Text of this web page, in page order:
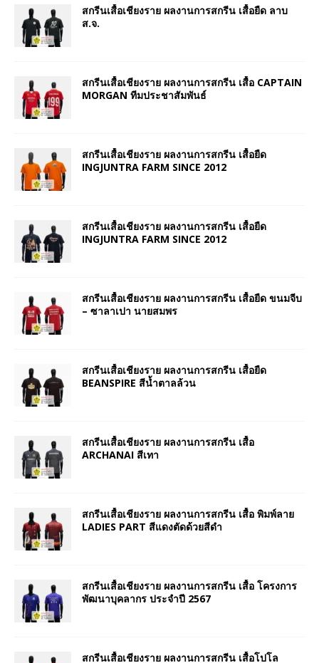
สกรีนเสื้อเชียงราย ผลงานการสกรีน เสื้อยืด ลาบ
ส.จ.
สกรีนเสื้อเชียงราย ผลงานการสกรีน เสื้อ CAPTAIN
MORGAN ทีมประชาสัมพันธ์
สกรีนเสื้อเชียงราย ผลงานการสกรีน เสื้อยืด
INGJUNTRA FARM SINCE 2012
สกรีนเสื้อเชียงราย ผลงานการสกรีน เสื้อยืด
INGJUNTRA FARM SINCE 2012
สกรีนเสื้อเชียงราย ผลงานการสกรีน เสื้อยืด ขนมจีบ
– ซาลาเปา นายสมพร
สกรีนเสื้อเชียงราย ผลงานการสกรีน เสื้อยืด
BEANSPIRE สีน้ำตาลล้วน
สกรีนเสื้อเชียงราย ผลงานการสกรีน เสื้อ
ARCHANAI สีเทา
สกรีนเสื้อเชียงราย ผลงานการสกรีน เสื้อ พิมพ์ลาย
LADIES PART สีแดงตัดด้วยสีดำ
สกรีนเสื้อเชียงราย ผลงานการสกรีน เสื้อ โครงการ
พัฒนาบุคลากร ประจำปี 2567
สกรีนเสื้อเชียงราย ผลงานการสกรีน เสื้อโปโล